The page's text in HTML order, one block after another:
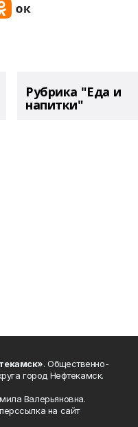
Рубрика "Еда и
напитки"
. Общественно-
город Нефтекамск.
Валерьяновна.
на сайт